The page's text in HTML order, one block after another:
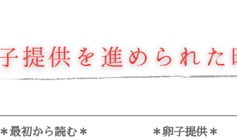
＊最初から読む＊ ＊卵子提供＊